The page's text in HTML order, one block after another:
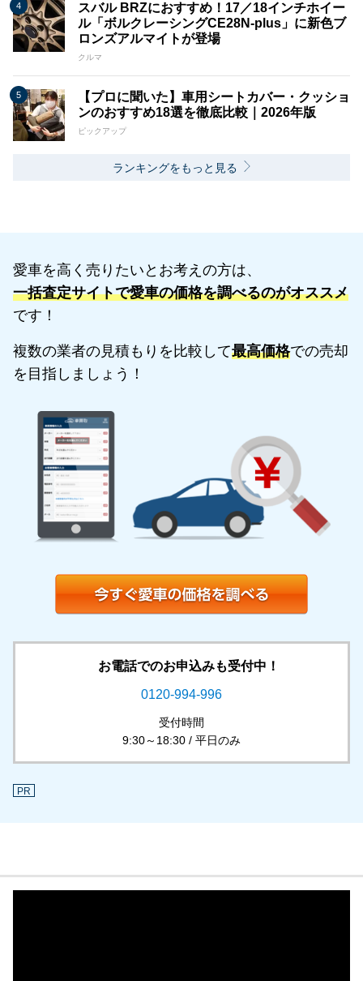
スバル BRZにおすすめ！17／18インチホイー
ル「ボルクレーシングCE28N-plus」に新色ブ
ロンズアルマイトが登場
クルマ
【プロに聞いた】車用シートカバー・クッショ
ンのおすすめ18選を徹底比較｜2026年版
ピックアップ
ランキングをもっと見る
愛車を高く売りたいとお考えの方は、
一括査定サイトで愛車の価格を調べるのがオススメ
です！
複数の業者の見積もりを比較して最高価格での売却
を目指しましょう！
お電話でのお申込みも受付中！
0120-994-996
受付時間
9:30～18:30 / 平日のみ
PR